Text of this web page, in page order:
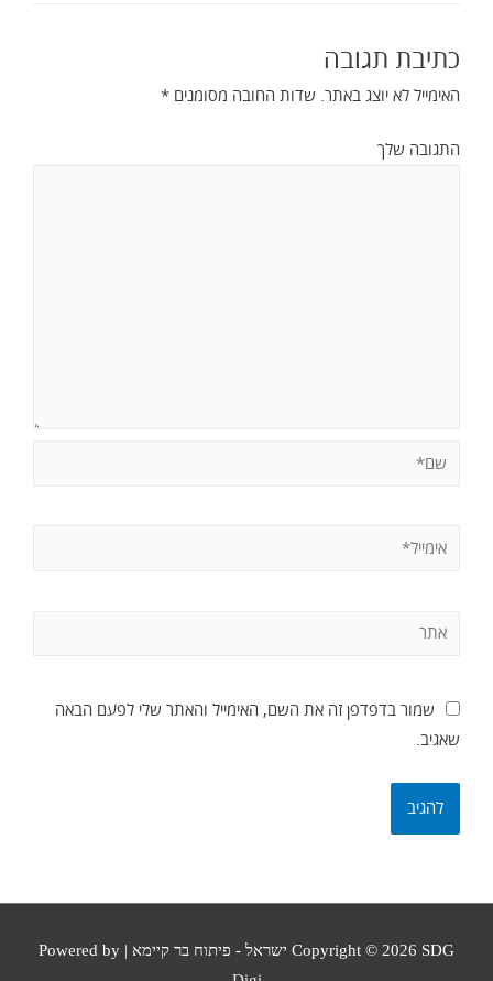
כתיבת תגובה
האימייל לא יוצג באתר. שדות החובה מסומנים *
התגובה שלך
שמור בדפדפן זה את השם, האימייל והאתר שלי לפעם הבאה
שאגיב.
Copyright © 2026 SDG ישראל - פיתוח בר קיימא
| Powered by